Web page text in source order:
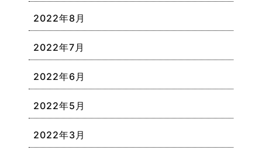
2022年8月
2022年7月
2022年6月
2022年5月
2022年3月